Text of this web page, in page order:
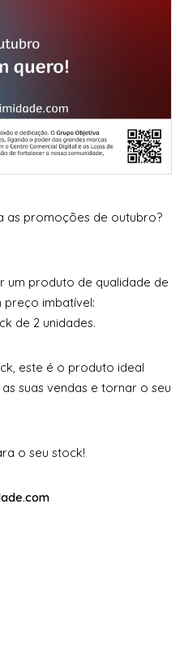
as promoções de outubro?
um produto de qualidade de
preço imbatível:
de 2 unidades.
este é o produto ideal
suas vendas e tornar o seu
o seu stock!